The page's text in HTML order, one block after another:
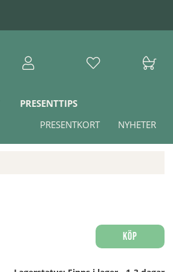
PRESENTTIPS
NYHETER
PRESENTKORT
Köp